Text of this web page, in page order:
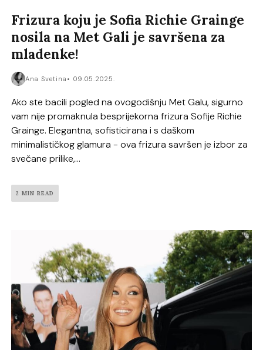
Frizura koju je Sofia Richie Grainge
nosila na Met Gali je savršena za
mladenke!
Ana Svetina 09.05.2025.
Ako ste bacili pogled na ovogodišnju Met Galu, sigurno
vam nije promaknula besprijekorna frizura Sofije Richie
Grainge. Elegantna, sofisticirana i s daškom
minimalističkog glamura - ova frizura savršen je izbor za
svečane prilike,...
2 MIN READ